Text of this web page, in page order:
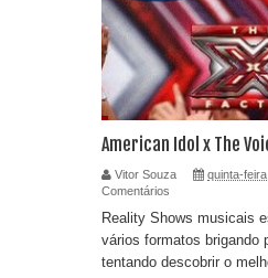
American Idol x The
Vitor Souza
quinta-
Comentários
Reality Shows musicais
vários formatos brigando
tentando descobrir o